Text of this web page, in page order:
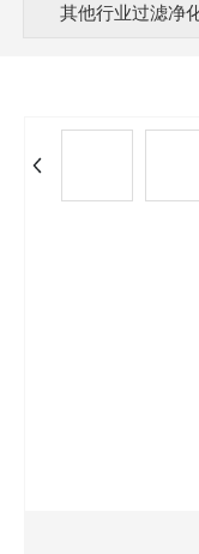
其他行业过滤净